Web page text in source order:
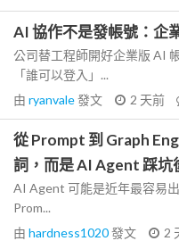
AI 協作不是發帳號：企
公司替工程師開好企業版 AI
「誰可以登入」...
由 ryanvale發文 2 天前
從 Prompt 到 Graph
詞，而是 AI Agent 踩坑
AI Agent 可能是近年最容易
Prom...
由 hardness1020發文 2